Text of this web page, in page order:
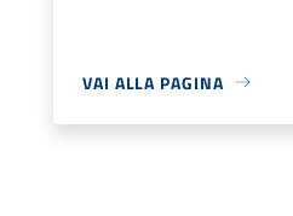
VAI ALLA PAGINA